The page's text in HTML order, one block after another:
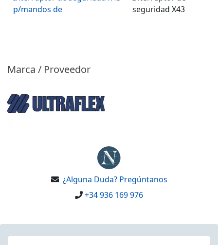
p/mandos de
seguridad X43
Marca / Proveedor
¿Alguna Duda? Pregúntanos
+34 936 169 976